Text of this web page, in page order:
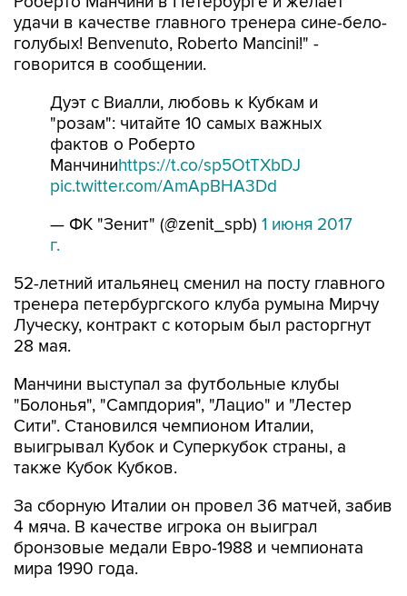
удачи в качестве главного тренера сине-бело-
голубых! Benvenuto, Roberto Mancini!" -
говорится в сообщении.
Дуэт с Виалли, любовь к Кубкам и
"розам": читайте 10 самых важных
фактов о Роберто
Манчиниhttps://t.co/sp5OtTXbDJ
pic.twitter.com/AmApBHA3Dd
— ФК "Зенит" (@zenit_spb) 1 июня 2017
г.
52-летний итальянец сменил на посту главного
тренера петербургского клуба румына Мирчу
Луческу, контракт с которым был расторгнут
28 мая.
Манчини выступал за футбольные клубы
"Болонья", "Сампдория", "Лацио" и "Лестер
Сити". Становился чемпионом Италии,
выигрывал Кубок и Суперкубок страны, а
также Кубок Кубков.
За сборную Италии он провел 36 матчей, забив
4 мяча. В качестве игрока он выиграл
бронзовые медали Евро-1988 и чемпионата
мира 1990 года.